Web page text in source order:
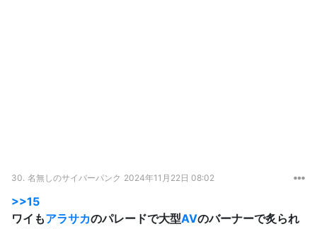
30. 名無しのサイバーパンク 2024年11月22日 08:02
>>15
ワイもアラサカのパレードで大型AVのバーナーで炙られ